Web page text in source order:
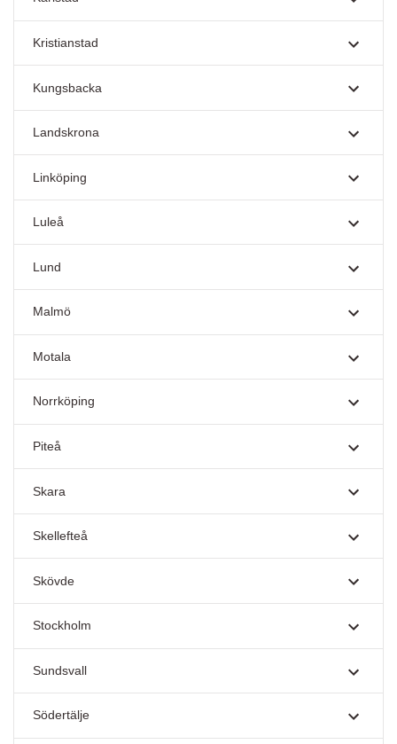
Kristianstad
Kungsbacka
Landskrona
Linköping
Luleå
Lund
Malmö
Motala
Norrköping
Piteå
Skara
Skellefteå
Skövde
Stockholm
Sundsvall
Södertälje